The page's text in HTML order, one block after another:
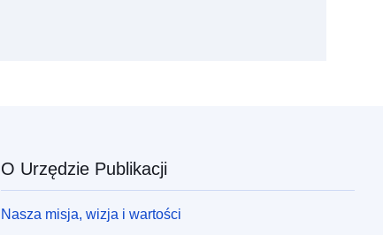
O Urzędzie Publikacji
Nasza misja, wizja i wartości